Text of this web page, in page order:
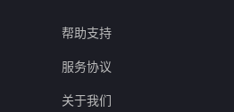
帮助支持
服务协议
关于我们